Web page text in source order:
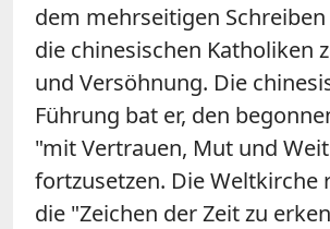
dem mehrseitigen
die chinesischen Katholiken
und Versöhnung. Die
Führung bat er, den
"mit Vertrauen, Mut und
fortzusetzen. Die Weltkirche
die "Zeichen der Zeit zu